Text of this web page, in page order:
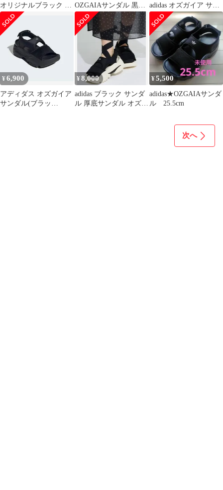
オリジナルブラック ス
ポーツサンダル23.5
㎝ 新品未使用
OZGAIAサンダル 黒白
24.5cm 厚底 人気
adidas オズガイア サン
ダル 22.5cm
¥6,900
アディダス オズガイア
サンダル(ブラッ
¥8,000
adidas ブラック サンダ
ル 厚底サンダル オズガ
¥5,500
adidas★OZGAIAサンダ
ル 25.5cm
次へ